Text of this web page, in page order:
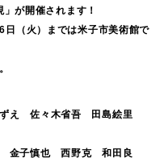
が開催されます！
（火）までは米子市美術館で
え 佐々木省吾 田島絵里
金子慎也 西野克 和田良